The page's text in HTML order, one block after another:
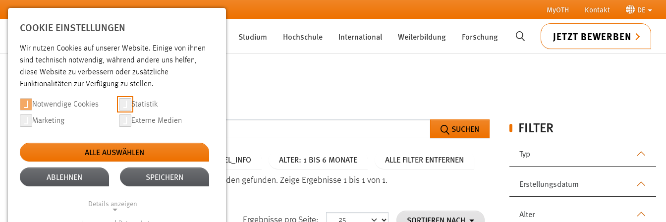
Zum Hauptinhalt springen MyOTH Kontakt DE
Studium Hochschule International Weiterbildung Forschung SUCHE JETZT BEWERBEN
SUCHE
FILTER
Typ
Erstellungsdatum
Alter
SUCHEN
Aktive Filter: TYP: TX_OTHAWORGANIZATION_DOMAIN_MODEL_INFO ALTER: 1 BIS 6 MONATE ALLE FILTER ENTFERNEN
Gesucht nach "moodle". Es wurde 1 Ergebnis in 25 Millisekunden gefunden. Zeige Ergebnisse 1 bis 1 von 1.
Ergebnisse pro Seite:
COOKIE EINSTELLUNGEN
Wir nutzen Cookies auf unserer Website. Einige von ihnen
sind technisch notwendig, während andere uns helfen,
diese Website zu verbessern oder zusätzliche
Funktionalitäten zur Verfügung zu stellen.
Notwendige Cookies Statistik
Marketing Externe Medien
ALLE AUSWÄHLEN
ABLEHNEN SPEICHERN
Details anzeigen